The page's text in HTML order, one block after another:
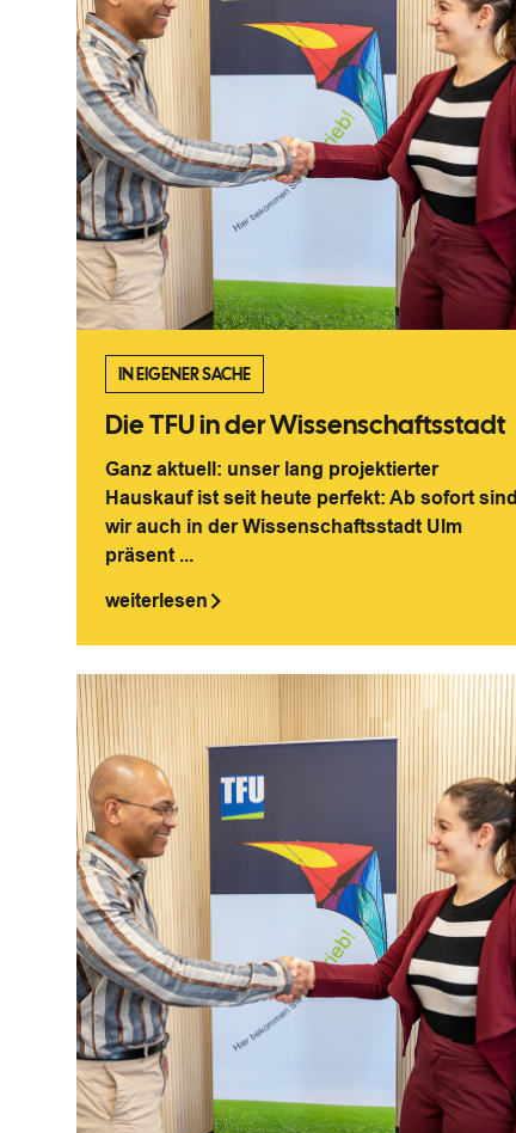
IN EIGENER SACHE
Die TFU in der Wissenschaftsstadt
Ganz aktuell: unser lang projektierter
Hauskauf ist seit heute perfekt: Ab sofort sind
wir auch in der Wissenschaftsstadt Ulm
präsent ...
weiterlesen